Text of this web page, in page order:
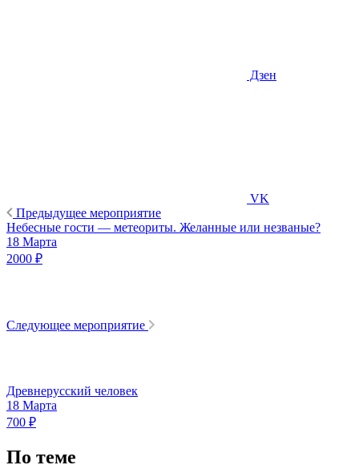
Дзен
VK
Предыдущее мероприятие
Небесные гости — метеориты. Желанные или незваные?
18 Марта
2000 ₽
Следующее мероприятие
Древнерусский человек
18 Марта
700 ₽
По теме